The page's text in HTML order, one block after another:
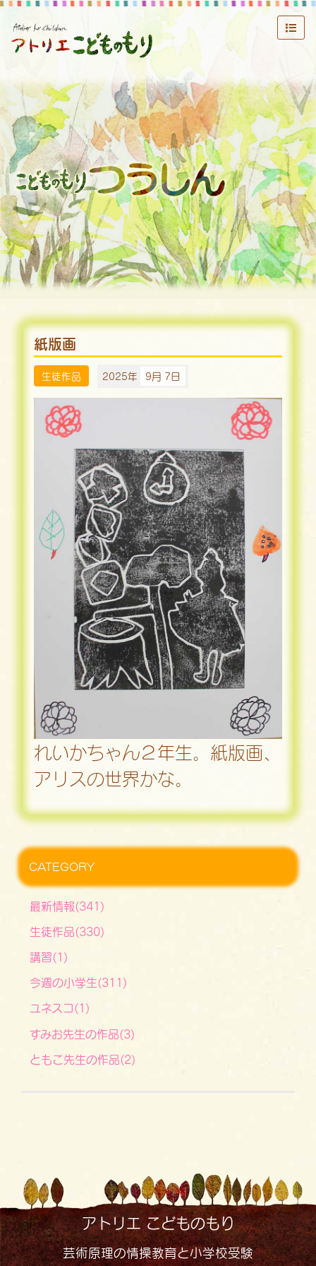
紙版画
生徒作品 2025年 9月 7日
れいかちゃん２年生。紙版画、
アリスの世界かな。
CATEGORY
最新情報(341)
生徒作品(330)
講習(1)
今週の小学生(311)
ユネスコ(1)
すみお先生の作品(3)
ともこ先生の作品(2)
アトリエ こどものもり
芸術原理の情操教育と小学校受験